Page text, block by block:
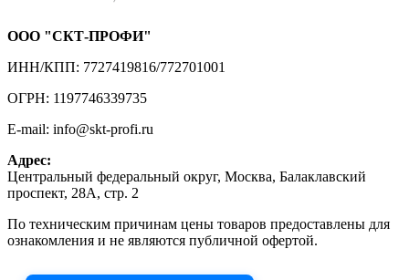
ООО "СКТ-ПРОФИ"
ИНН/КПП: 7727419816/772701001
ОГРН: 1197746339735
E-mail: info@skt-profi.ru
Адрес:
Центральный федеральный округ, Москва, Балаклавский
проспект, 28А, стр. 2
По техническим причинам цены товаров предоставлены для
ознакомления и не являются публичной офертой.